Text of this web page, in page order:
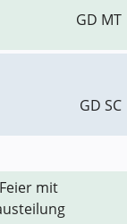
GD MT
GD SC
mit